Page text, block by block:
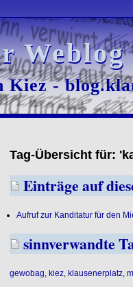
Kiez -
Kiez -
Tag-Übersicht für:
Einträge auf
Aufruf zur Kanditatur für den
sinnverwandte
gewobag kiez, klausenerplatz,